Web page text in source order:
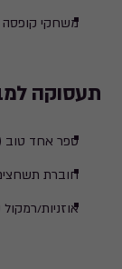
משחקי קופסה
תעסוקה
ספר אחד טוב
חוברת
אוזניות/